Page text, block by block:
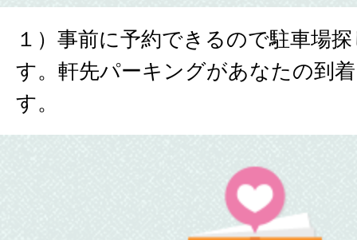
１）事前に予約できるので駐車場
す。軒先パーキングがあなたの到
す。